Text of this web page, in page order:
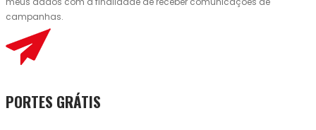
campanhas.
PORTES GRÁTIS